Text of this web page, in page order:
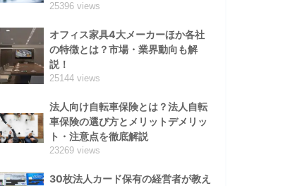
25396 views
オフィス家具4大メーカーほか各社
の特徴とは？市場・業界動向も解
説！
25144 views
法人向け自転車保険とは？法人自転
車保険の選び方とメリットデメリッ
ト・注意点を徹底解説
23269 views
30枚法人カード保有の経営者が教え